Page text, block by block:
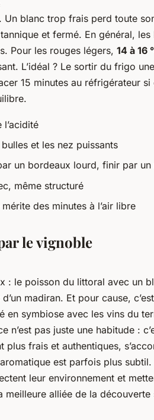
Un blanc trop frais perd toute
et fermé. En général, les
Pour les rouges légers, 14 à 16
L’idéal ? Le sortir du frigo
15 minutes au réfrigérateur si
et les nez puissants
un bordeaux lourd, finir par un
même structuré
des minutes à l’air libre
le vignoble
: le poisson du littoral avec un
madiran. Et pour cause,
en symbiose avec les vins du
n’est pas juste une habitude :
frais et authentiques,
est parfois plus subtil.
leur environnement et
alliée de la découverte